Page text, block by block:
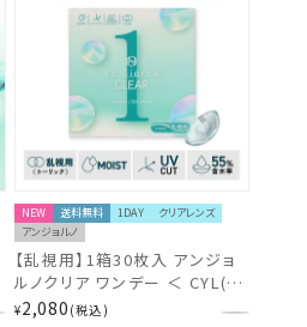
NEW 送料無料 1DAY
クリアレンズ
アンジョルノ
【乱視用】1箱30枚入 アンジョ
ルノクリア ワンデー ＜ CYL(乱
視度数) -1.75D / AX/AXIS(乱
¥2,080 税込